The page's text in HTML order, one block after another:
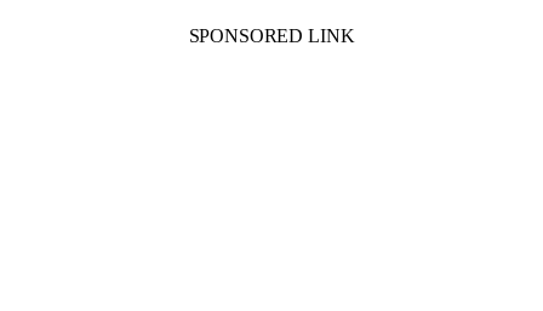
SPONSORED LINK